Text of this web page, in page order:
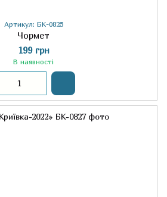
Артикул: БК-0825
Чормет
199 грн
В наявності